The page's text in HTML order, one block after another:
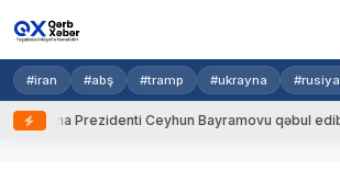
#iran #abş #tramp #ukrayna #rusiya
Prezidenti Ceyhun Bayramovu qəbul edib